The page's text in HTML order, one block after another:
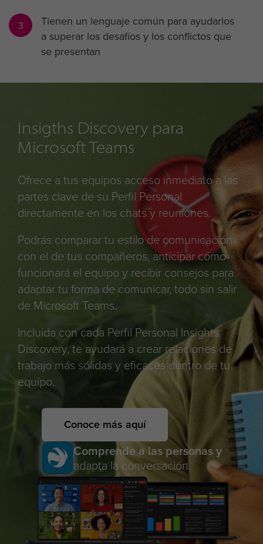
3
Tienen un lenguaje común para ayudarlos
a superar los desafíos y los conflictos que
se presentan
Insigths Discovery para
Microsoft Teams
Ofrece a tus equipos acceso inmediato a las
partes clave de su Perfil Personal
directamente en los chats y reuniones.
Podrás comparar tu estilo de comunicación
con el de tus compañeros, anticipar cómo
funcionará el equipo y recibir consejos para
adaptar tu forma de comunicar, todo sin salir
de Microsoft Teams.
Incluida con cada Perfil Personal Insights
Discovery, te ayudará a crear relaciones de
trabajo más sólidas y eficaces dentro de tu
equipo.
Conoce más aquí
Comprende a las personas y
adapta la conversación.